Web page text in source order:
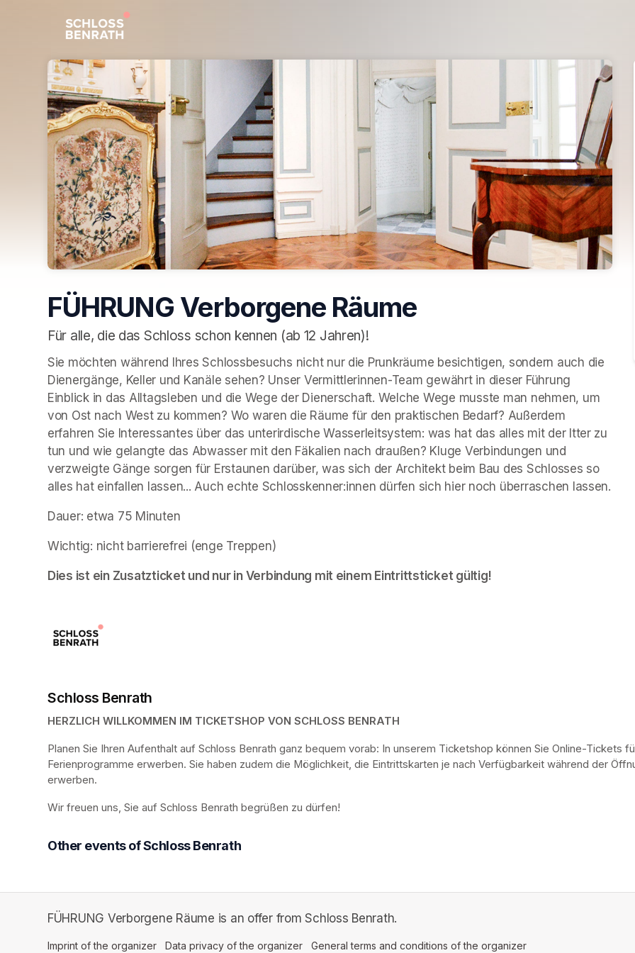
FÜHRUNG Verborgene Räume
Für alle, die das Schloss schon kennen (ab 12 Jahren)!
Sie möchten während Ihres Schlossbesuchs nicht nur die Prunkräume besichtigen, sondern auch die
Dienergänge, Keller und Kanäle sehen? Unser Vermittlerinnen-Team gewährt in dieser Führung
Einblick in das Alltagsleben und die Wege der Dienerschaft. Welche Wege musste man nehmen, um
von Ost nach West zu kommen? Wo waren die Räume für den praktischen Bedarf? Außerdem
erfahren Sie Interessantes über das unterirdische Wasserleitsystem: was hat das alles mit der Itter zu
tun und wie gelangte das Abwasser mit den Fäkalien nach draußen? Kluge Verbindungen und
verzweigte Gänge sorgen für Erstaunen darüber, was sich der Architekt beim Bau des Schlosses so
alles hat einfallen lassen... Auch echte Schlosskenner:innen dürfen sich hier noch überraschen lassen.
Dauer: etwa 75 Minuten
Wichtig: nicht barrierefrei (enge Treppen)
Dies ist ein Zusatzticket und nur in Verbindung mit einem Eintrittsticket gültig!
Schloss Benrath
HERZLICH WILLKOMMEN IM TICKETSHOP VON SCHLOSS BENRATH
Planen Sie Ihren Aufenthalt auf Schloss Benrath ganz bequem vorab: In unserem Ticketshop können Sie Online-Tickets
Ferienprogramme erwerben. Sie haben zudem die Möglichkeit, die Eintrittskarten je nach Verfügbarkeit während der
erwerben.
Wir freuen uns, Sie auf Schloss Benrath begrüßen zu dürfen!
Other events of Schloss Benrath
FÜHRUNG Verborgene Räume is an offer from Schloss Benrath.
Imprint of the organizer (opens in a new tab)
Data privacy of the organizer (opens in a new tab)
General terms and conditions of the organizer